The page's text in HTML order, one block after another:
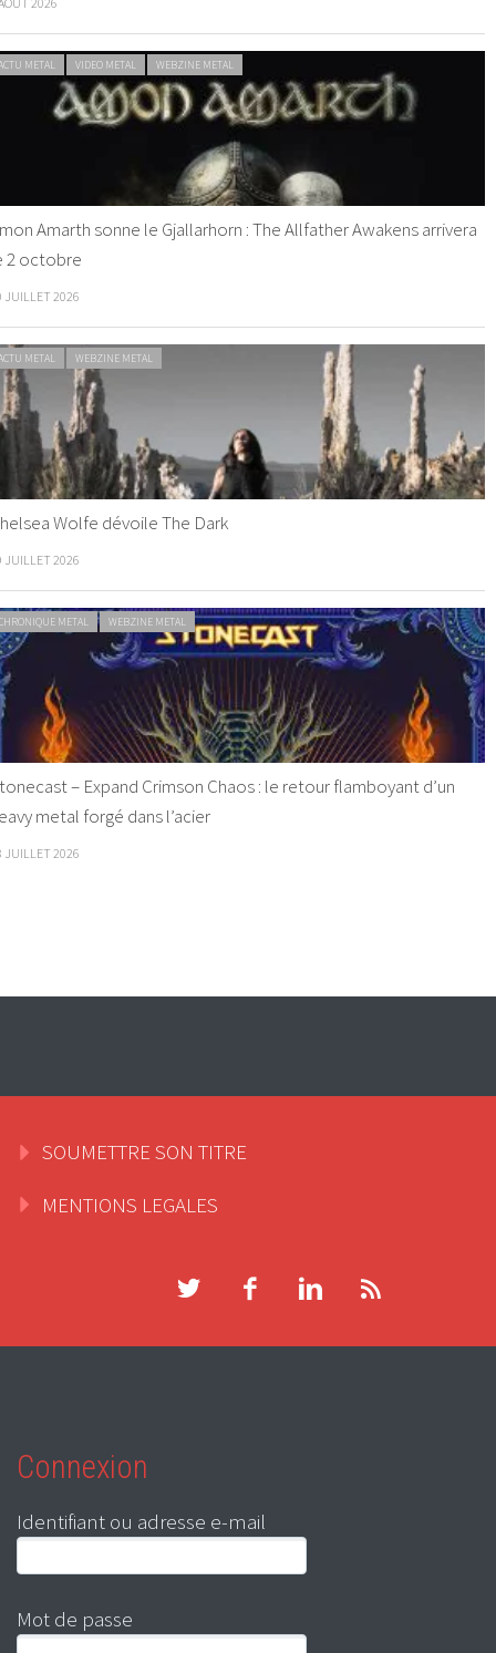
METAL VIDEO METAL WEBZINE METAL
Amarth sonne le Gjallarhorn : The Allfather Awakens arrivera
2 octobre
JUILLET 2026
METAL WEBZINE METAL
Wolfe dévoile The Dark
JUILLET 2026
METAL WEBZINE METAL
– Expand Crimson Chaos : le retour flamboyant d’un
metal forgé dans l’acier
JUILLET 2026
SOUMETTRE SON TITRE
MENTIONS LEGALES
Connexion
Identifiant ou adresse e-mail
Mot de passe